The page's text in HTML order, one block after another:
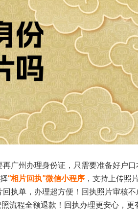
广州办理身份证，只需要准备好户口
“相片回执”微信小程序 ，支持上传照
执单，办理超方便！回执照片审核不
流程全额退款！回执办理更安心，更